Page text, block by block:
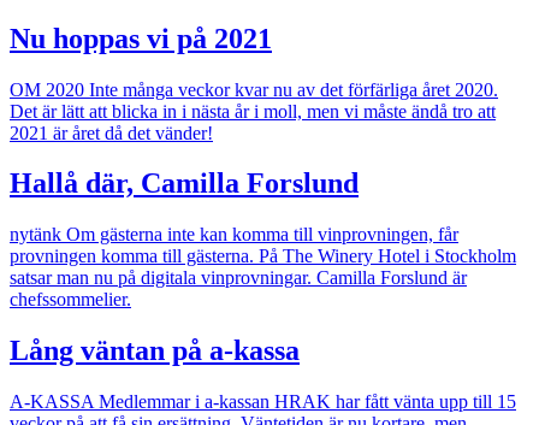
Nu hoppas vi på 2021
OM 2020 Inte många veckor kvar nu av det förfärliga året 2020.
Det är lätt att blicka in i nästa år i moll, men vi måste ändå tro att
2021 är året då det vänder!
Hallå där, Camilla Forslund
nytänk Om gästerna inte kan komma till vinprovningen, får
provningen komma till gästerna. På The Winery Hotel i Stockholm
satsar man nu på digitala vinprovningar. Camilla Forslund är
chefssommelier.
Lång väntan på a-kassa
A-KASSA Medlemmar i a-kassan HRAK har fått vänta upp till 15